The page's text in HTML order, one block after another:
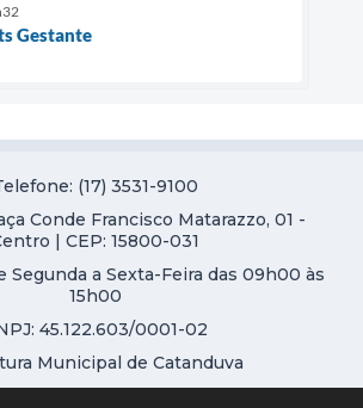
Gestante
(17) 3531-9100
Conde Francisco Matarazzo, 01 -
| CEP: 15800-031
a Sexta-Feira das 09h00 às
15h00
45.122.603/0001-02
Municipal de Catanduva